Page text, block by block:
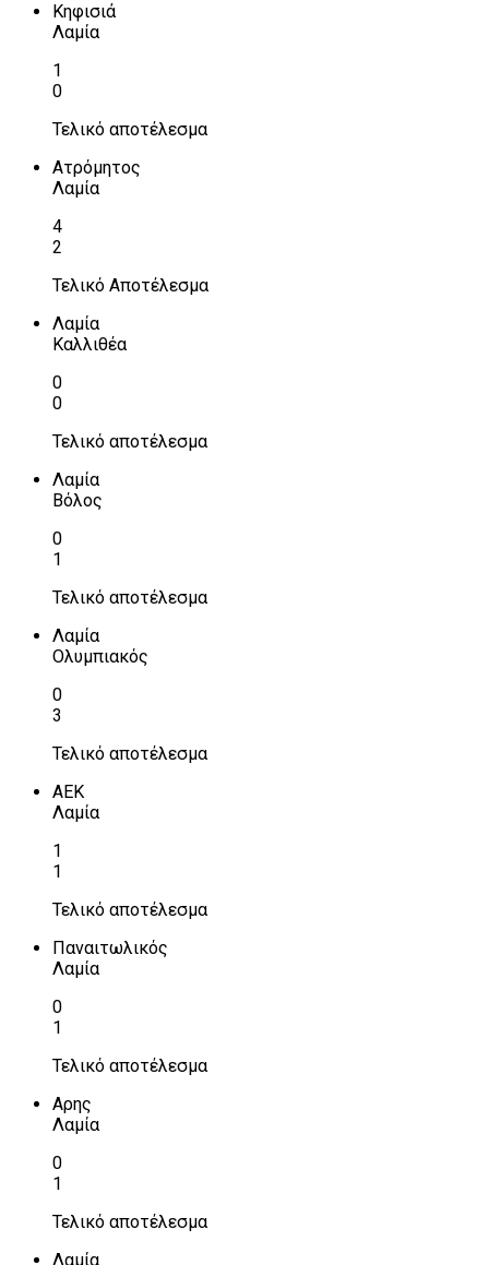
Κηφισιά
Λαμία
1
0
Τελικό αποτέλεσμα
Ατρόμητος
Λαμία
4
2
Τελικό Αποτέλεσμα
Λαμία
Καλλιθέα
0
0
Τελικό αποτέλεσμα
Λαμία
Βόλος
0
1
Τελικό αποτέλεσμα
Λαμία
Ολυμπιακός
0
3
Τελικό αποτέλεσμα
ΑΕΚ
Λαμία
1
1
Τελικό αποτέλεσμα
Παναιτωλικός
Λαμία
0
1
Τελικό αποτέλεσμα
Αρης
Λαμία
0
1
Τελικό αποτέλεσμα
Λαμία